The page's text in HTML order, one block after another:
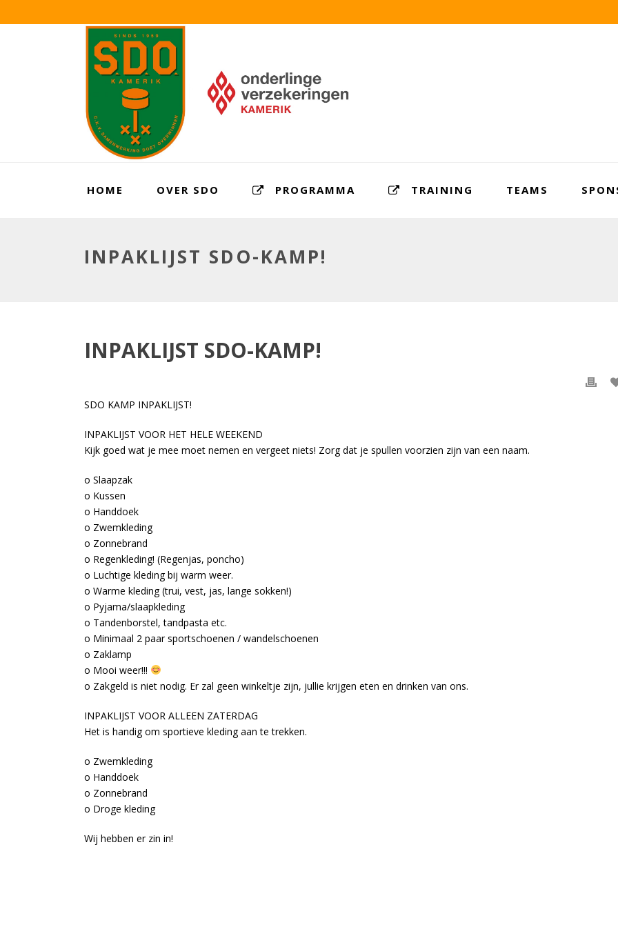
HOME OVER SDO PROGRAMMA TRAINING TEAMS
INPAKLIJST SDO-KAMP!
INPAKLIJST SDO-KAMP!
SDO KAMP INPAKLIJST!
INPAKLIJST VOOR HET HELE WEEKEND
Kijk goed wat je mee moet nemen en vergeet niets! Zorg dat je spullen voorzien zijn van een naam.
o Slaapzak
o Kussen
o Handdoek
o Zwemkleding
o Zonnebrand
o Regenkleding! (Regenjas, poncho)
o Luchtige kleding bij warm weer.
o Warme kleding (trui, vest, jas, lange sokken!)
o Pyjama/slaapkleding
o Tandenborstel, tandpasta etc.
o Minimaal 2 paar sportschoenen / wandelschoenen
o Zaklamp
o Mooi weer!!!
o Zakgeld is niet nodig. Er zal geen winkeltje zijn, jullie krijgen eten en drinken van ons.
INPAKLIJST VOOR ALLEEN ZATERDAG
Het is handig om sportieve kleding aan te trekken.
o Zwemkleding
o Handdoek
o Zonnebrand
o Droge kleding
Wij hebben er zin in!